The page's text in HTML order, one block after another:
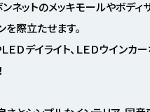
ボンネットのメッキモールやボデ
を際立たせます。
ＬＥＤデイライト、ＬＥＤウイン